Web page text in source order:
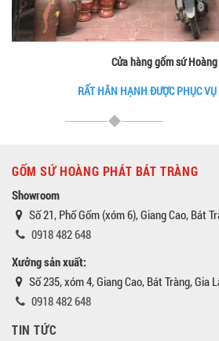
Cửa hàng gốm sứ
RẤT HÂN HẠNH ĐƯỢC PHỤC
GỐM SỨ HOÀNG PHÁT BÁT TRÀNG
Showroom
Số 21, Phố Gốm (xóm 6), Giang Cao, Bát
0918 482 648
Xưởng sản xuất:
Số 235, xóm 4, Giang Cao, Bát Tràng, Gia
0918 482 648
TIN TỨC